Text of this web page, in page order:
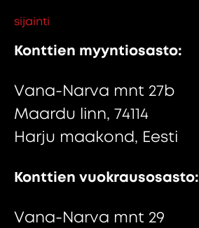
sijainti
Konttien myyntiosasto:
Vana-Narva mnt 27b
Maardu linn, 74114
Harju maakond, Eesti
Konttien vuokrausosasto:
Vana-Narva mnt 29